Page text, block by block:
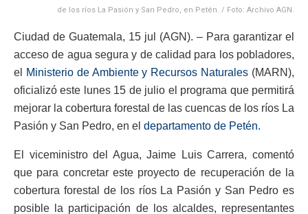
de los ríos La Pasión y San Pedro, en Petén. / Foto: Archivo AGN.
Ciudad de Guatemala, 15 jul (AGN). – Para garantizar el
acceso de agua segura y de calidad para los pobladores,
el
Ministerio de Ambiente y Recursos Naturales (MARN),
oficializó este lunes 15 de julio el programa que permitirá
mejorar la cobertura forestal de las cuencas de los ríos La
Pasión y San Pedro, en el departamento de Petén.
El viceministro del Agua, Jaime Luis Carrera, comentó
que para concretar este proyecto de recuperación de la
cobertura forestal de los ríos La Pasión y San Pedro es
posible la participación de los alcaldes, representantes